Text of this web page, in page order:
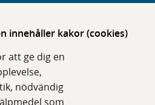
innehåller kakor (cookies)
att ge dig en
nödvändig
som